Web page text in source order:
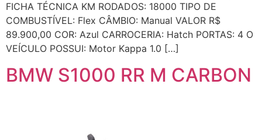
FICHA TÉCNICA KM RODADOS: 18000 TIPO DE
COMBUSTÍVEL: Flex CÂMBIO: Manual VALOR R$
89.900,00 COR: Azul CARROCERIA: Hatch PORTAS: 4 O
VEÍCULO POSSUI: Motor Kappa 1.0 […]
BMW S1000 RR M CARBON